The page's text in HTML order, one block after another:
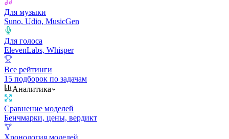
Для музыки
Suno, Udio, MusicGen
Для голоса
ElevenLabs, Whisper
Все рейтинги
15 подборок по задачам
Аналитика
Сравнение моделей
Бенчмарки, цены, вердикт
Хронология моделей